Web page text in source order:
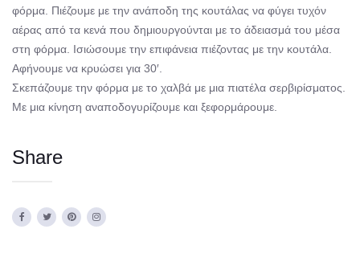
φόρμα. Πιέζουμε με την ανάποδη της κουτάλας να φύγει τυχόν
αέρας από τα κενά που δημιουργούνται με το άδειασμά του μέσα
στη φόρμα. Ισιώσουμε την επιφάνεια πιέζοντας με την κουτάλα.
Αφήνουμε να κρυώσει για 30′.
Σκεπάζουμε την φόρμα με το χαλβά με μια πιατέλα σερβιρίσματος.
Με μια κίνηση αναποδογυρίζουμε και ξεφορμάρουμε.
Share